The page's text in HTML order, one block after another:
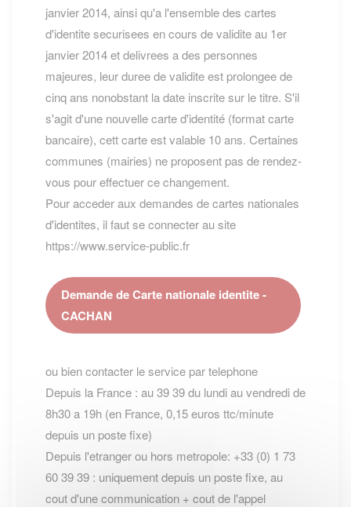
janvier 2014, ainsi qu'a l'ensemble des cartes
d'identite securisees en cours de validite au 1er
janvier 2014 et delivrees a des personnes
majeures, leur duree de validite est prolongee de
cinq ans nonobstant la date inscrite sur le titre. S'il
s'agit d'une nouvelle carte d'identité (format carte
bancaire), cett carte est valable 10 ans. Certaines
communes (mairies) ne proposent pas de rendez-
vous pour effectuer ce changement.
Pour acceder aux demandes de cartes nationales
d'identites, il faut se connecter au site
https://www.service-public.fr
Demande de Carte nationale identite -
CACHAN
ou bien contacter le service par telephone
Depuis la France : au 39 39 du lundi au vendredi de
8h30 a 19h (en France, 0,15 euros ttc/minute
depuis un poste fixe)
Depuis l'etranger ou hors metropole: +33 (0) 1 73
60 39 39 : uniquement depuis un poste fixe, au
cout d'une communication + cout de l'appel